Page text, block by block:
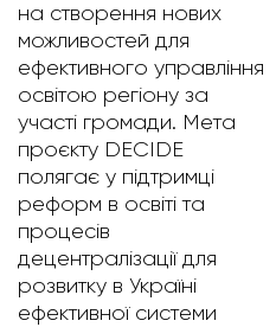
на створення нових
можливостей для
ефективного управління
освітою регіону за
участі громади. Мета
проєкту DECIDE
полягає у підтримці
реформ в освіті та
процесів
децентралізації для
розвитку в Україні
ефективної системи